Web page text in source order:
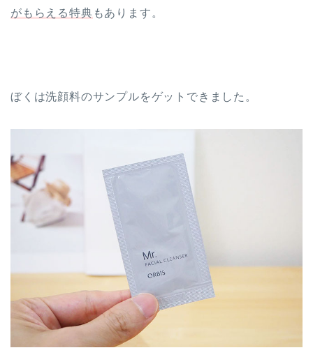
がもらえる特典 もあります。
ぼくは洗顔料のサンプルをゲットできました。